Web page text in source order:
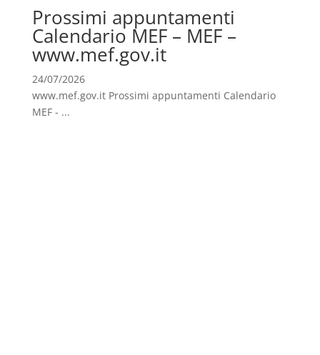
Prossimi appuntamenti
Calendario MEF – MEF –
www.mef.gov.it
24/07/2026
www.mef.gov.it Prossimi appuntamenti Calendario
MEF - ...